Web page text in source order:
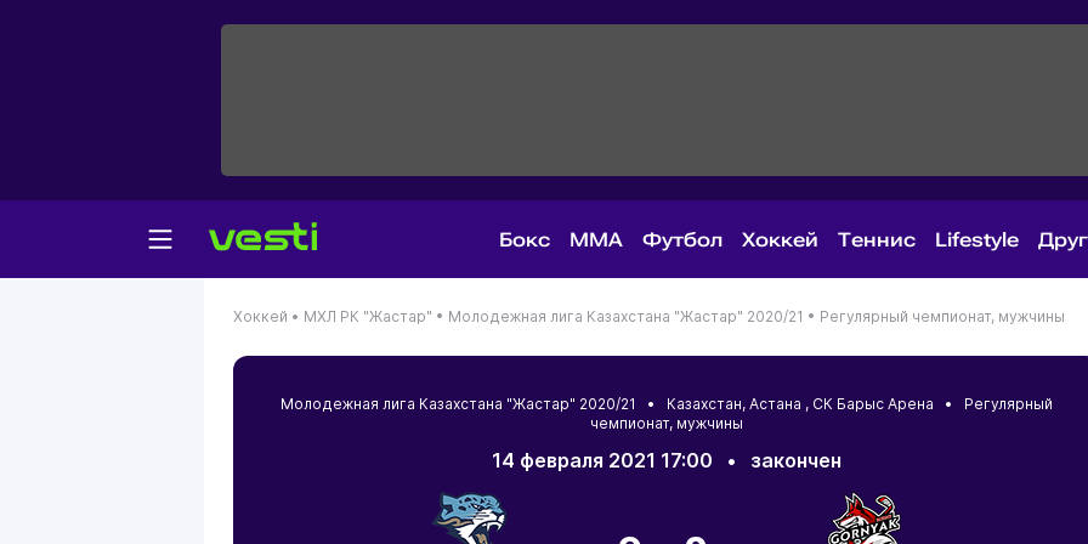
Бокс MMA Футбол Хоккей Теннис Lifestyle
Хоккей • МХЛ РК "Жастар" • Молодежная лига Казахстана "Жастар" 2020/21 • Регулярный чемпионат, мужчины
Молодежная лига Казахстана "Жастар" 2020/21 • Казахстан, Астана , СК Барыс Арена • Регулярный
чемпионат, мужчины
14 февраля 2021 17:00 • закончен